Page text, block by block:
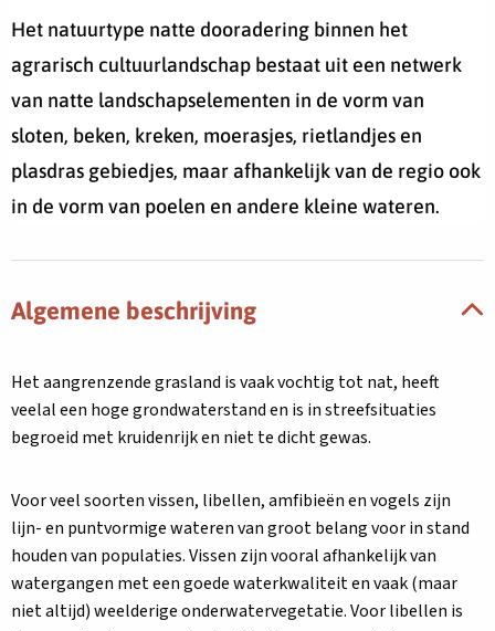
Het natuurtype natte dooradering binnen het
agrarisch cultuurlandschap bestaat uit een netwerk
van natte landschapselementen in de vorm van
sloten, beken, kreken, moerasjes, rietlandjes en
plasdras gebiedjes, maar afhankelijk van de regio ook
in de vorm van poelen en andere kleine wateren.
Algemene beschrijving
Het aangrenzende grasland is vaak vochtig tot nat, heeft
veelal een hoge grondwaterstand en is in streefsituaties
begroeid met kruidenrijk en niet te dicht gewas.
Voor veel soorten vissen, libellen, amfibieën en vogels zijn
lijn- en puntvormige wateren van groot belang voor in stand
houden van populaties. Vissen zijn vooral afhankelijk van
watergangen met een goede waterkwaliteit en vaak (maar
niet altijd) weelderige onderwatervegetatie. Voor libellen is